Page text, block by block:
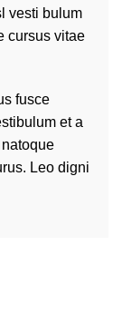
vesti bulum
cursus vitae
fusce
et a
Leo digni